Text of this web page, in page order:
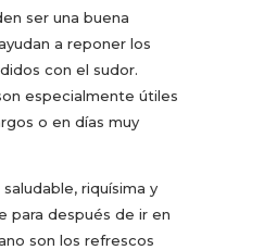
ser una buena
a reponer los
con el sudor.
especialmente útiles
o en días muy
riquísima y
para después de ir en
son los refrescos